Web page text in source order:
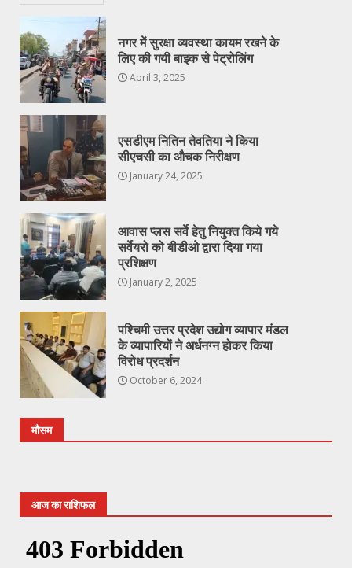
नगर में सुरक्षा व्यवस्था कायम रखने के
लिए की गयी बाइक से पेट्रोलिंग
April 3, 2025
एसडीएम नितिन तेवतिया ने किया
सीएचसी का औचक निरीक्षण
January 24, 2025
आवास प्लस सर्वे हेतु नियुक्त किये गये
सर्वेयरो को बीडीओ द्वारा दिया गया
प्रशिक्षण
January 2, 2025
पश्चिमी उत्तर प्रदेश उद्योग व्यापार मंडल
के व्यापारियों ने अर्धनग्न होकर किया
विरोध प्रदर्शन
October 6, 2024
मौसम
आज का राशिफल